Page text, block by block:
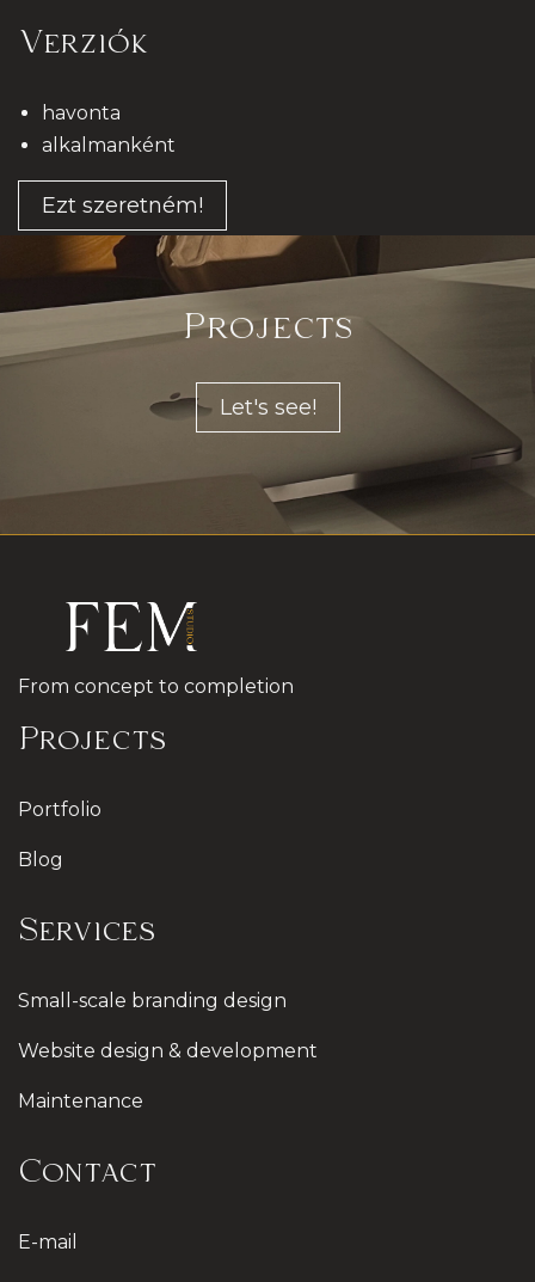
Verziók
havonta
alkalmanként
Ezt szeretném!
Projects
Let's see!
From concept to completion
Projects
Portfolio
Blog
Services
Small-scale branding design
Website design & development
Maintenance
Contact
E-mail